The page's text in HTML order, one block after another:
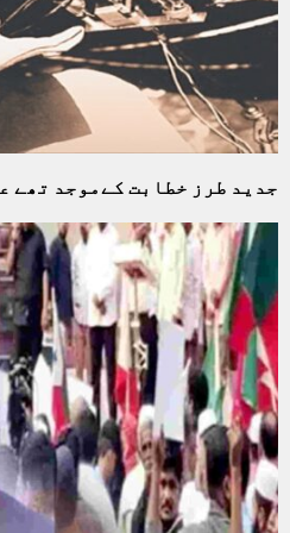
جدید طرز خطابت کےموجد تھے